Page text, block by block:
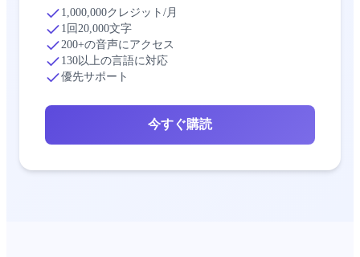
1,000,000クレジット/月
1回20,000文字
200+の音声にアクセス
130以上の言語に対応
優先サポート
今すぐ購読